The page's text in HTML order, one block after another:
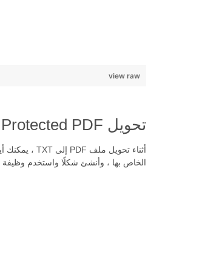
view raw
تحويل Protected PDF إلى TXT عبر Java
الخاص بها ، وأنشئ شكلًا واستخدم وظيفة addTextEffect الخاصة به ، وقم بتعيين الألوان والشفافية والمزيد. بعد ذلك يمكنك حفظ مستند XLSX كملف TXT مع علامة مائية.